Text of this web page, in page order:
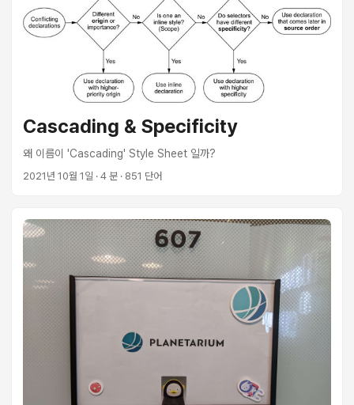
Cascading & Specificity
왜 이름이 'Cascading' Style Sheet 일까?
2021년 10월 1일 · 4 분 · 851 단어